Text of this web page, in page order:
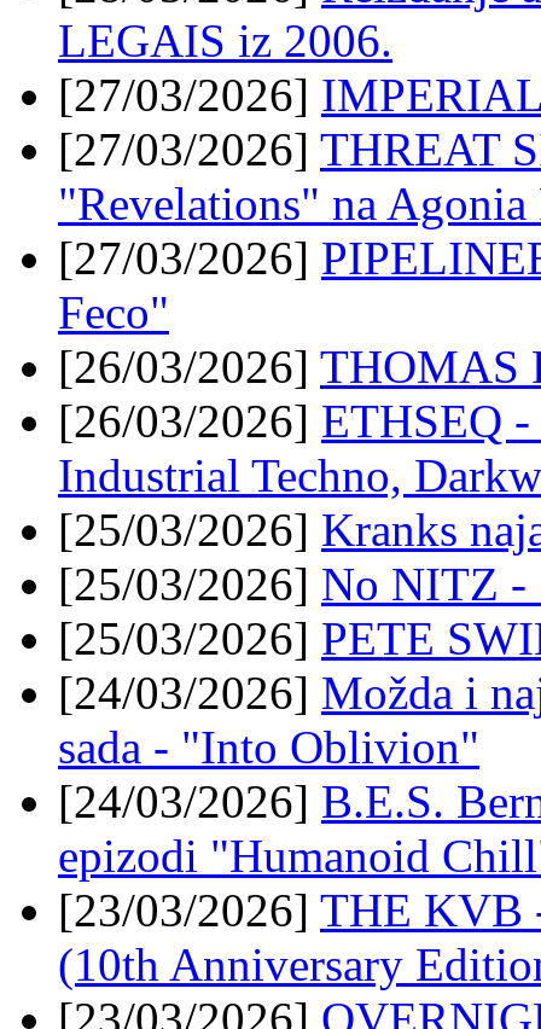
LEGAIS iz 2006.
[27/03/2026]
[27/03/2026] THREAT
"Revelations" na Agonia
[27/03/2026]
Feco"
[26/03/2026] THOMAS
[26/03/2026] ETHSEQ
Industrial Techno,
[25/03/2026] Kranks
[25/03/2026] No NITZ -
[25/03/2026] PETE
[24/03/2026] Možda i
sada - "Into Oblivion"
[24/03/2026] B.E.S.
epizodi "Humanoid
[23/03/2026] THE KVB
(10th Anniversary
[23/03/2026]